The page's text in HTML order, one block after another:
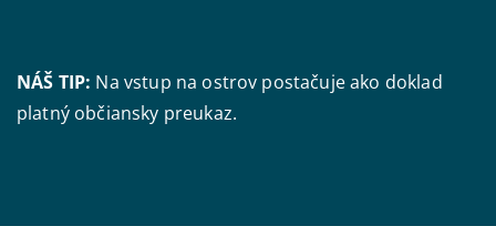
NÁŠ TIP: Na vstup na ostrov postačuje ako doklad
platný občiansky preukaz.